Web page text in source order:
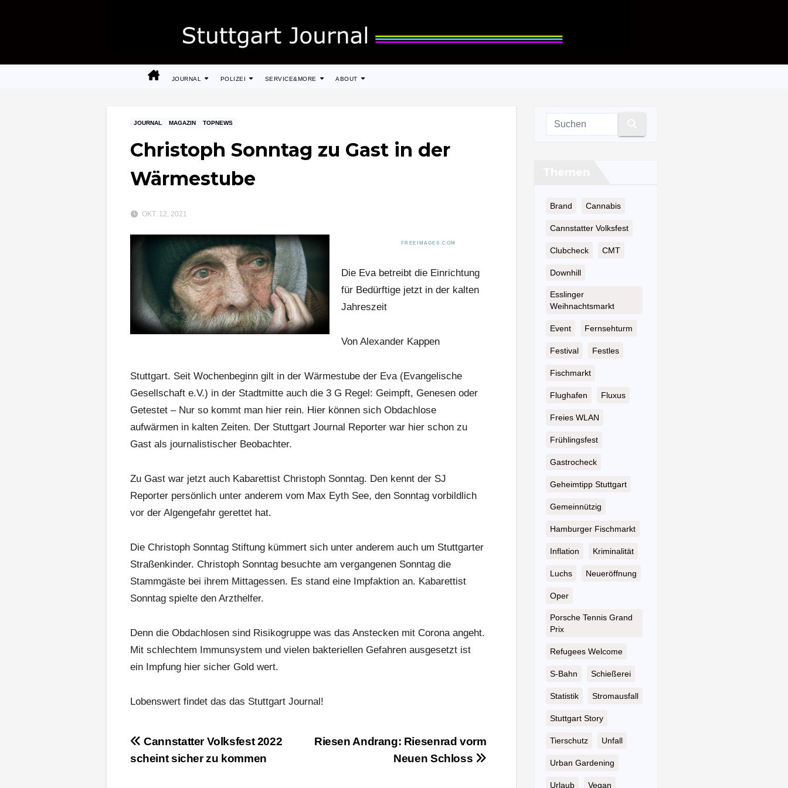
JOURNAL POLIZEI SERVICE&MORE ABOUT
JOURNAL MAGAZIN TOPNEWS
Christoph Sonntag zu Gast in der
Wärmestube
OKT. 12, 2021
FREEIMAGES.COM
Die Eva betreibt die Einrichtung
für Bedürftige jetzt in der kalten
Jahreszeit
Von Alexander Kappen
Stuttgart. Seit Wochenbeginn gilt in der Wärmestube der Eva (Evangelische
Gesellschaft e.V.) in der Stadtmitte auch die 3 G Regel: Geimpft, Genesen oder
Getestet – Nur so kommt man hier rein. Hier können sich Obdachlose
aufwärmen in kalten Zeiten. Der Stuttgart Journal Reporter war hier schon zu
Gast als journalistischer Beobachter.
Zu Gast war jetzt auch Kabarettist Christoph Sonntag. Den kennt der SJ
Reporter persönlich unter anderem vom Max Eyth See, den Sonntag vorbildlich
vor der Algengefahr gerettet hat.
Die Christoph Sonntag Stiftung kümmert sich unter anderem auch um Stuttgarter
Straßenkinder. Christoph Sonntag besuchte am vergangenen Sonntag die
Stammgäste bei ihrem Mittagessen. Es stand eine Impfaktion an. Kabarettist
Sonntag spielte den Arzthelfer.
Denn die Obdachlosen sind Risikogruppe was das Anstecken mit Corona angeht.
Mit schlechtem Immunsystem und vielen bakteriellen Gefahren ausgesetzt ist
ein Impfung hier sicher Gold wert.
Lobenswert findet das das Stuttgart Journal!
Beitragsnavigation
Riesen Andrang: Riesenrad vorm
Neuen Schloss
Cannstatter Volksfest 2022
scheint sicher zu kommen
Brand Cannabis
Cannstatter Volksfest
Clubcheck CMT
Downhill
Esslinger
Weihnachtsmarkt
Event Fernsehturm
Festival Festles
Fischmarkt
Flughafen Fluxus
Freies WLAN
Frühlingsfest
Gastrocheck
Geheimtipp Stuttgart
Gemeinnützig
Hamburger Fischmarkt
Inflation Kriminalität
Luchs Neueröffnung
Oper
Porsche Tennis Grand
Prix
Refugees Welcome
S-Bahn Schießerei
Statistik Stromausfall
Stuttgart Story
Tierschutz Unfall
Urban Gardening
Urlaub Vegan